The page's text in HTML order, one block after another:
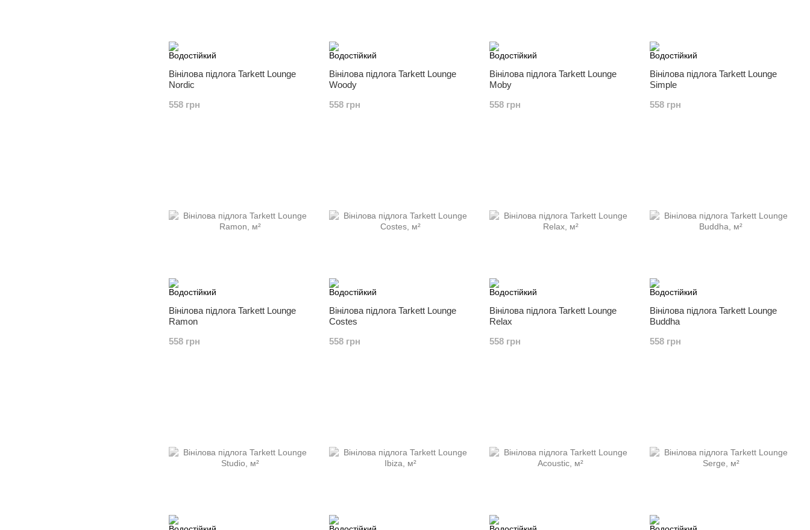
Вінілова підлога Tarkett Lounge
Nordic
558 грн
Вінілова підлога Tarkett Lounge
Woody
558 грн
Вінілова підлога Tarkett Lounge
Moby
558 грн
Вінілова підлога Tarkett Lounge
Simple
558 грн
Вінілова підлога Tarkett Lounge
Ramon
558 грн
Вінілова підлога Tarkett Lounge
Costes
558 грн
Вінілова підлога Tarkett Lounge
Relax
558 грн
Вінілова підлога Tarkett Lounge
Buddha
558 грн